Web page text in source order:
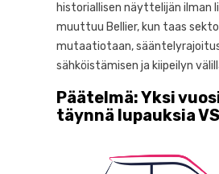
historiallisen näyttelijän ilman
muuttuu Bellier, kun taas
mutaatiotaan,
sähköistämisen ja kiipeilyn
Päätelmä: Yksi
täynnä lupauksia